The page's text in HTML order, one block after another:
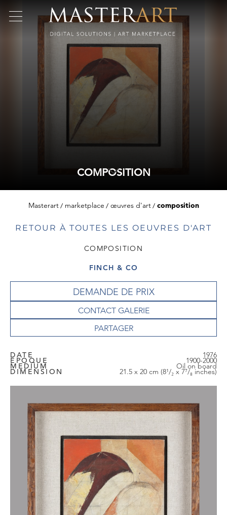
COMPOSITION
Masterart marketplace œuvres d'art composition
RETOUR À TOUTES LES OEUVRES D'ART
COMPOSITION
FINCH & CO
DEMANDE DE PRIX
CONTACT GALERIE
DATE 1976
EPOQUE 1900-2000
MEDIUM Oil on board
DIMENSION 21.5 x 20 cm (8¹/₂ x 7⁷/₈ inches)